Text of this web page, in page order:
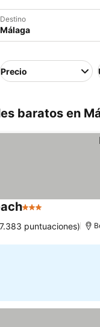
Destino
Precio
baratos en
3 Estrellas
puntuaciones)